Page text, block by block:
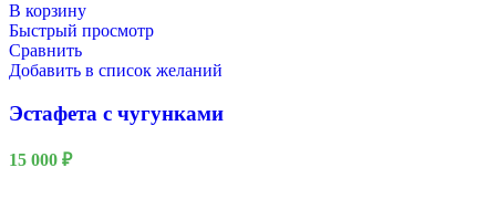
В корзину
Быстрый просмотр
Сравнить
Добавить в список желаний
Эстафета с чугунками
15 000 ₽